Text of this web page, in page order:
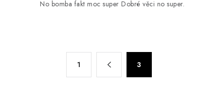
No bomba fakt moc super Dobré věci no super.
1 3